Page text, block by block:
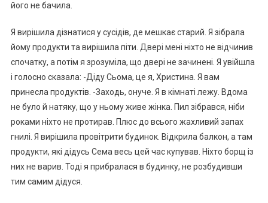
його не бачила.
Я вирішила дізнатися у сусідів, де мешкає старий. Я зібрала
йому продукти та вирішила піти. Двері мені ніхто не відчинив
спочатку, а потім я зрозуміла, що двері не зачинені. Я увійшла
і голосно сказала: -Діду Сьома, це я, Христина. Я вам
принесла продуктів. -Заходь, онуче. Я в кімнаті лежу. Вдома
не було й натяку, що у ньому живе жінка. Пил зібрався, ніби
роками ніхто не протирав. Плюс до всього жахливий запах
гнилі. Я вирішила провітрити будинок. Відкрила балкон, а там
продукти, які дідусь Сема весь цей час купував. Ніхто борщ із
них не варив. Тоді я прибралася в будинку, не розбудивши
тим самим дідуся.